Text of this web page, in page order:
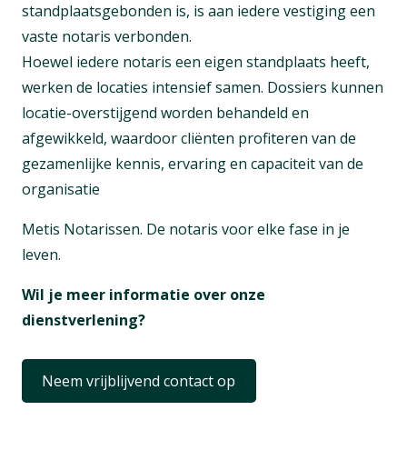
standplaatsgebonden is, is aan iedere vestiging een
vaste notaris verbonden.
Hoewel iedere notaris een eigen standplaats heeft,
werken de locaties intensief samen. Dossiers kunnen
locatie-overstijgend worden behandeld en
afgewikkeld, waardoor cliënten profiteren van de
gezamenlijke kennis, ervaring en capaciteit van de
organisatie
Metis Notarissen. De notaris voor elke fase in je
leven.
Wil je meer informatie over onze
dienstverlening?
Neem vrijblijvend contact op